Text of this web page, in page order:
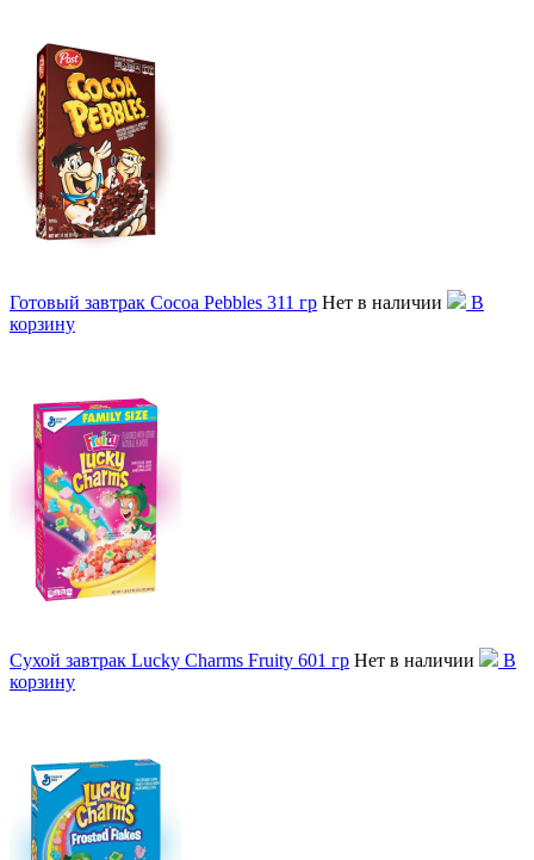
Готовый завтрак Cocoa Pebbles 311 гр Нет в наличии
В
корзину
Сухой завтрак Lucky Charms Fruity 601 гр Нет в наличии
В
корзину